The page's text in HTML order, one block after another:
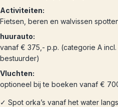
Activiteiten:
Fietsen, beren en walvissen
huurauto:
vanaf € 375,- p.p. (categorie A
bestuurder)
Vluchten:
optioneel bij te boeken vanaf €
✓ Spot orka’s vanaf het water